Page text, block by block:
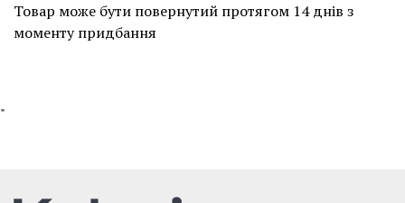
Товар може бути повернутий протягом 14 днів з
моменту придбання
"